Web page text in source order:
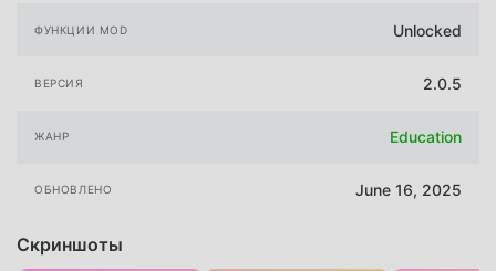
ФУНКЦИИ MOD Unlocked
ВЕРСИЯ 2.0.5
ЖАНР Education
ОБНОВЛЕНО June 16, 2025
Скриншоты